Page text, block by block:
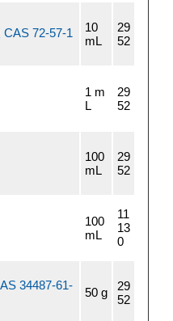
72-57-1
10
mL
29
52
1 m
L
29
52
100
mL
29
52
100
mL
11
13
0
34487-61-
50 g
29
52